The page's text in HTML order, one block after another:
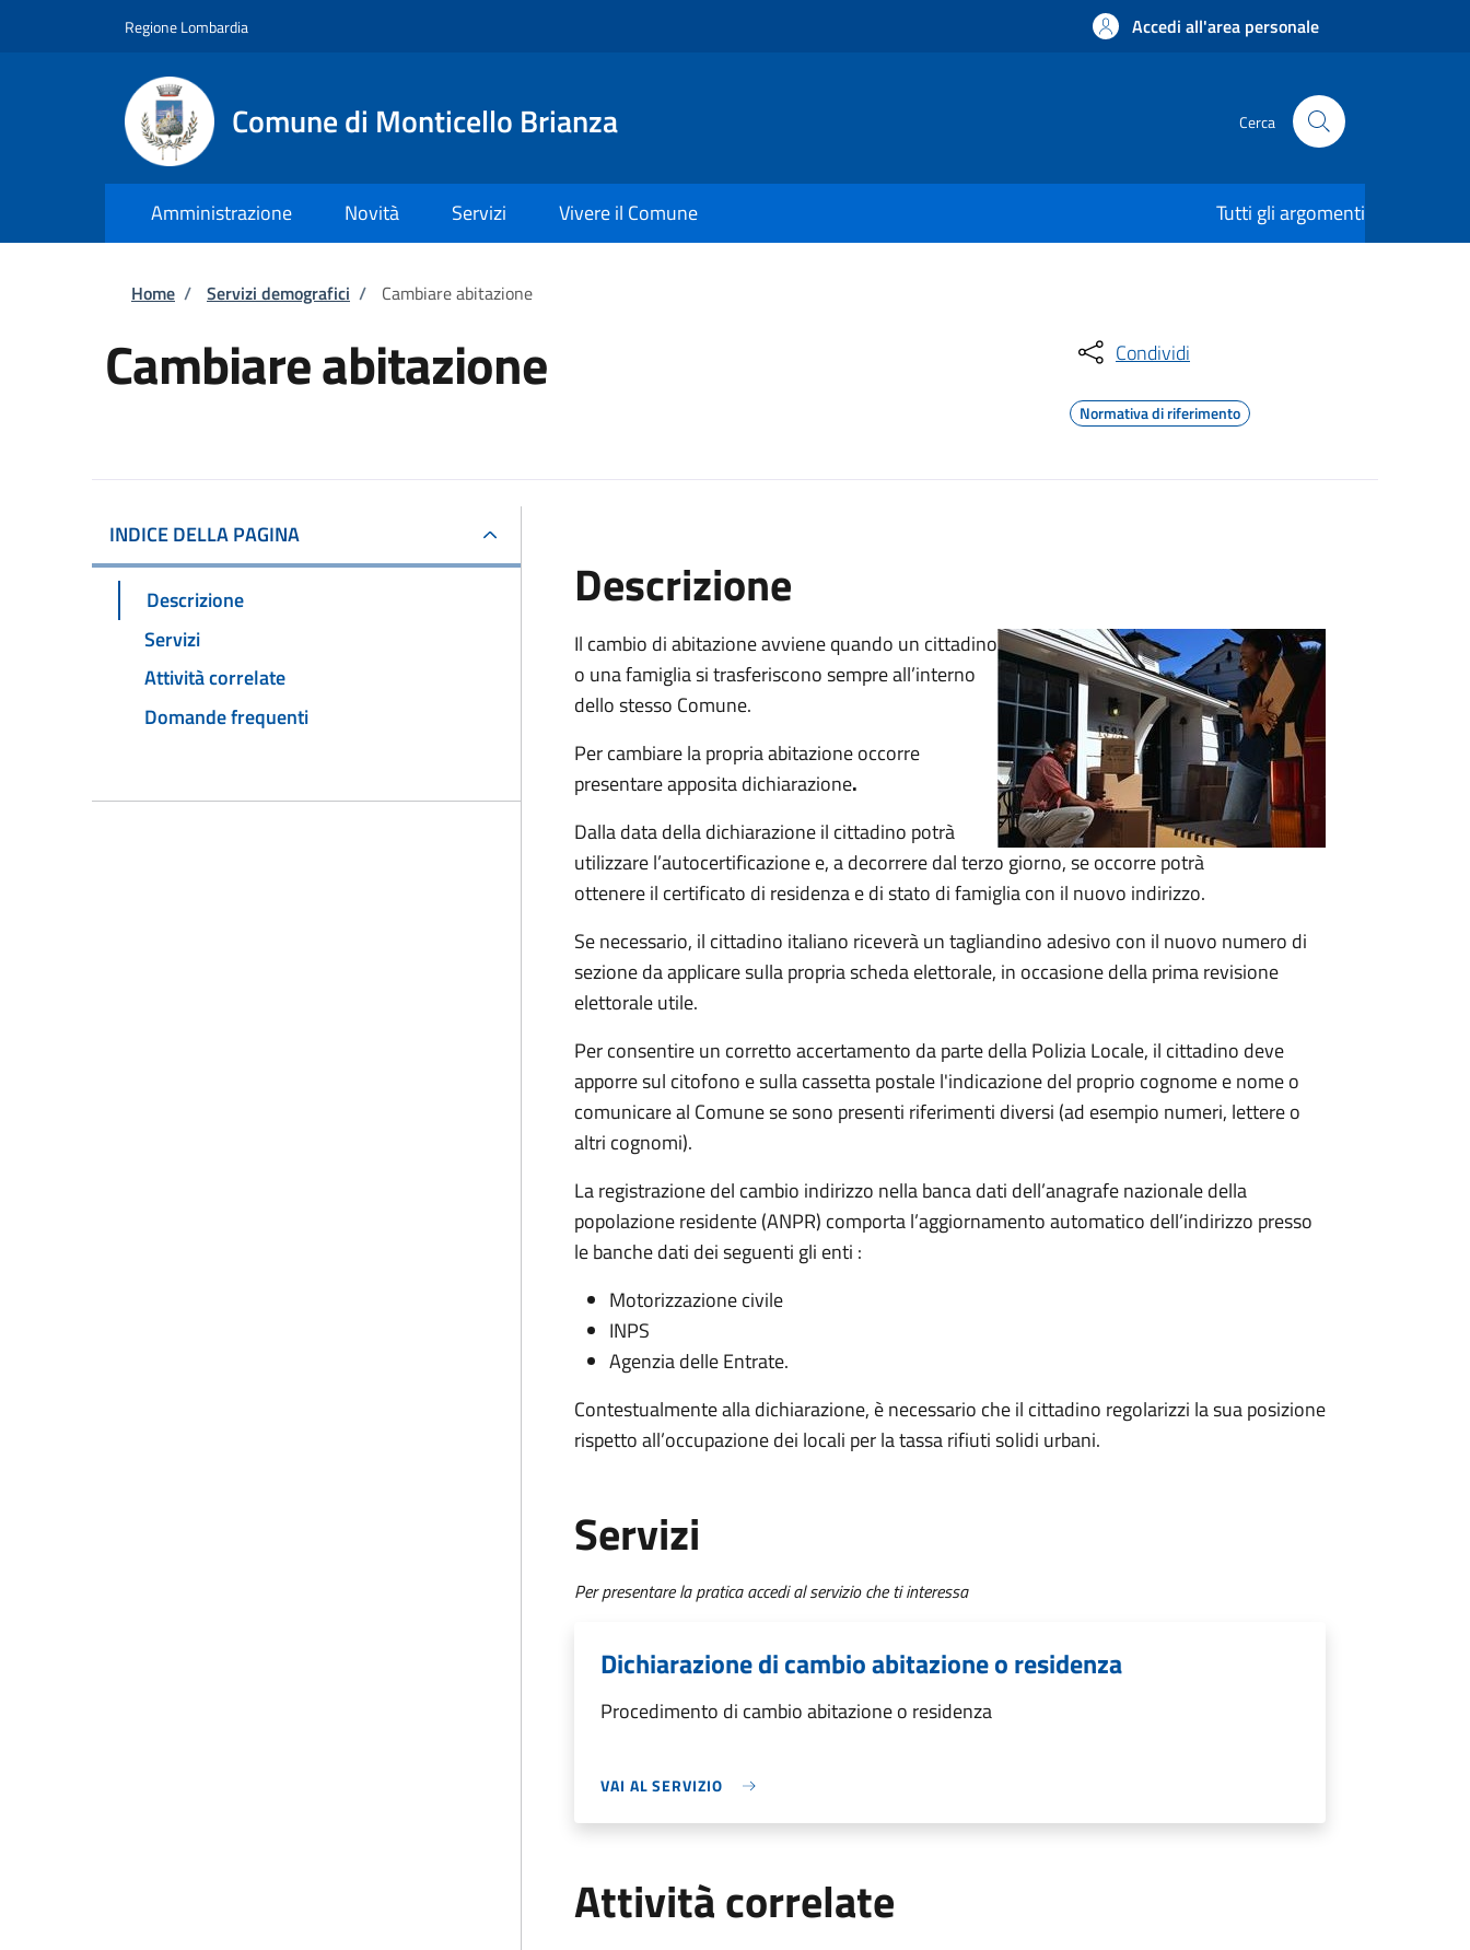
Regione Lombardia Accedi all'area personale
Comune di Monticello Brianza Cerca
Amministrazione Novità Servizi Vivere il Comune Tutti gli argomenti
Briciole di pane
Home / Servizi demografici / Cambiare abitazione
Cambiare abitazione Condividi
Normativa di riferimento
INDICE DELLA PAGINA
Descrizione
Servizi
Attività correlate
Domande frequenti
Descrizione
Il cambio di abitazione avviene quando un cittadino
o una famiglia si trasferiscono sempre all’interno
dello stesso Comune.
Per cambiare la propria abitazione occorre
presentare appositadichiarazione.
Dalla data della dichiarazione il cittadino potrà
utilizzare l’autocertificazione e, a decorrere dal terzo giorno, se occorrepotrà
ottenere il certificato di residenza e di stato di famiglia con il nuovo indirizzo.
Se necessario, il cittadino italiano riceverà un tagliandino adesivo con il nuovo numero di
sezione da applicare sulla propria scheda elettorale, in occasione della prima revisione
elettorale utile.
Per consentire un corretto accertamento da parte della Polizia Locale, il cittadino deve
apporre sul citofono e sulla cassetta postale l'indicazione del proprio cognome e nome o
comunicare al Comune se sono presenti riferimenti diversi (ad esempio numeri, lettere o
altri cognomi).
La registrazione del cambio indirizzo nella banca dati dell’anagrafe nazionale della
popolazione residente (ANPR) comporta l’aggiornamento automatico dell’indirizzo presso
le banche dati dei seguenti gli enti :
Motorizzazione civile
INPS
Agenzia delle Entrate.
Contestualmente alla dichiarazione, è necessario che il cittadino regolarizzi la sua posizione
rispetto all’occupazione dei locali per la tassa rifiuti solidi urbani.
Servizi
Per presentare la pratica accedi al servizio che ti interessa
Dichiarazione di cambio abitazione o residenza
Procedimento di cambio abitazione o residenza
VAI AL SERVIZIO
Attività correlate